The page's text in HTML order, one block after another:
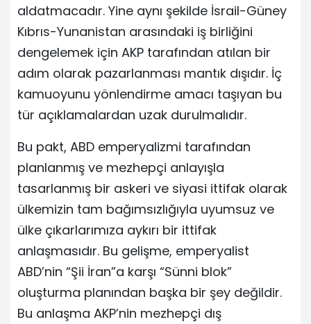
aldatmacadır. Yine aynı şekilde İsrail-Güney
Kıbrıs-Yunanistan arasındaki iş birliğini
dengelemek için AKP tarafından atılan bir
adım olarak pazarlanması mantık dışıdır. İç
kamuoyunu yönlendirme amacı taşıyan bu
tür açıklamalardan uzak durulmalıdır.
Bu pakt, ABD emperyalizmi tarafından
planlanmış ve mezhepçi anlayışla
tasarlanmış bir askeri ve siyasi ittifak olarak
ülkemizin tam bağımsızlığıyla uyumsuz ve
ülke çıkarlarımıza aykırı bir ittifak
anlaşmasıdır. Bu gelişme, emperyalist
ABD’nin “Şii İran”a karşı “Sünni blok”
oluşturma planından başka bir şey değildir.
Bu anlaşma AKP’nin mezhepçi dış